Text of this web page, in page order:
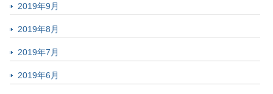
2019年9月
2019年8月
2019年7月
2019年6月